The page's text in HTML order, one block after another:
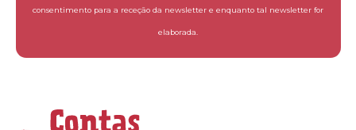
consentimento para a receção da newsletter e enquanto tal newsletter for
elaborada.